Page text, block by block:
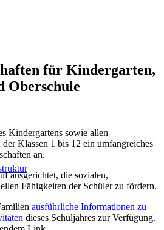
für Kindergarten,
Oberschule
Kindergartens sowie allen
Klassen 1 bis 12 ein umfangreiches
an.
ausgerichtet, die sozialen,
Fähigkeiten der Schüler zu fördern.
ausführliche Informationen zu
dieses Schuljahres zur Verfügung.